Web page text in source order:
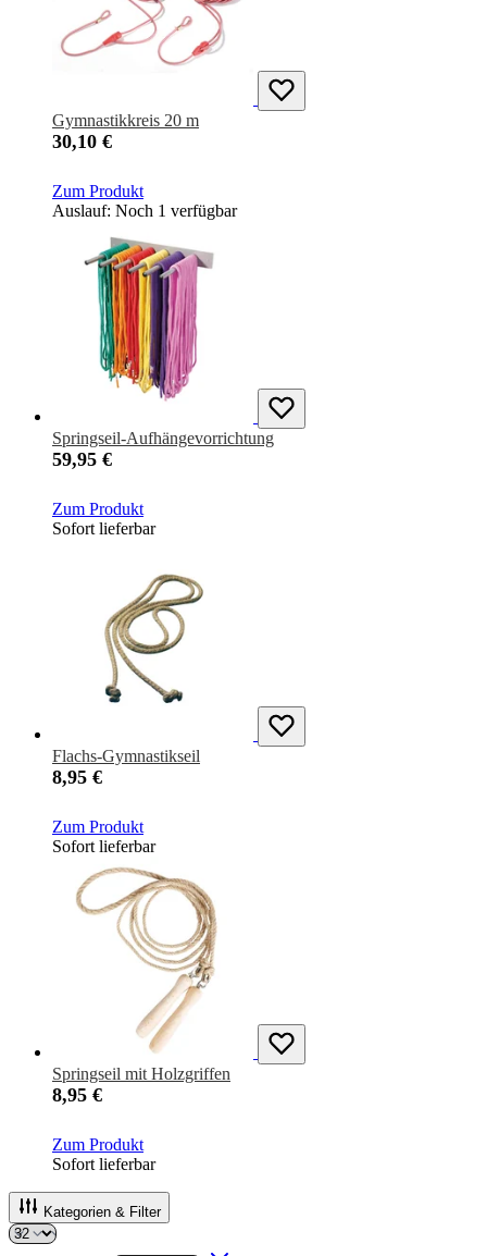
Gymnastikkreis 20 m
30,10 €
Zum Produkt
Auslauf: Noch 1 verfügbar
Springseil-Aufhängevorrichtung
59,95 €
Zum Produkt
Sofort lieferbar
Flachs-Gymnastikseil
8,95 €
Zum Produkt
Sofort lieferbar
Springseil mit Holzgriffen
8,95 €
Zum Produkt
Sofort lieferbar
Kategorien & Filter